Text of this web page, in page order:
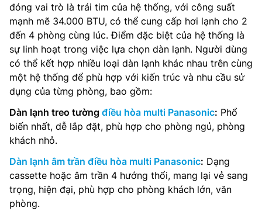
đóng vai trò là trái tim của hệ thống, với công suất
mạnh mẽ 34.000 BTU, có thể cung cấp hơi lạnh cho 2
đến 4 phòng cùng lúc. Điểm đặc biệt của hệ thống là
sự linh hoạt trong việc lựa chọn dàn lạnh. Người dùng
có thể kết hợp nhiều loại dàn lạnh khác nhau trên cùng
một hệ thống để phù hợp với kiến trúc và nhu cầu sử
dụng của từng phòng, bao gồm:
Dàn lạnh treo tường điều hòa multi Panasonic: Phổ
biến nhất, dễ lắp đặt, phù hợp cho phòng ngủ, phòng
khách nhỏ.
Dàn lạnh âm trần điều hòa multi Panasonic: Dạng
cassette hoặc âm trần 4 hướng thổi, mang lại vẻ sang
trọng, hiện đại, phù hợp cho phòng khách lớn, văn
phòng.